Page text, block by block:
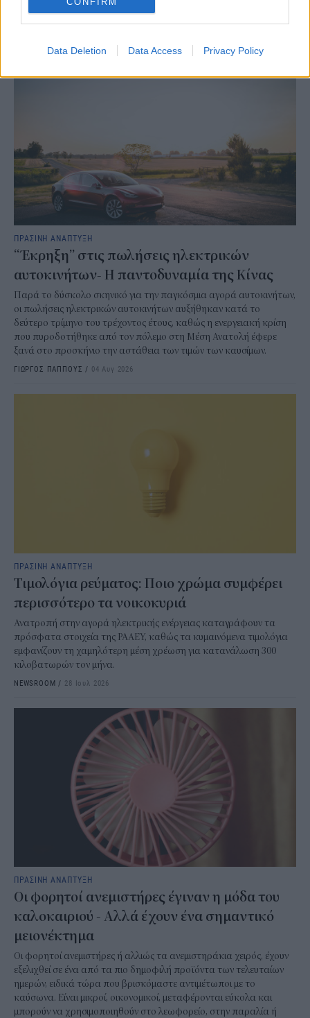
Data Deletion Data Access Privacy Policy
Περσικού επιτείνουν-παρατείνουν τη νευρικότητα και
απομακρύνουν την επιστροφή στην όποια κανονικότητα.
ΠΡΑΣΙΝΗ ΑΝΑΠΤΥΞΗ
“Έκρηξη” στις πωλήσεις ηλεκτρικών
αυτοκινήτων- Η παντοδυναμία της Κίνας
Παρά το δύσκολο σκηνικό για την παγκόσμια αγορά αυτοκινήτων,
οι πωλήσεις ηλεκτρικών αυτοκινήτων αυξήθηκαν κατά το
δεύτερο τρίμηνο του τρέχοντος έτους, καθώς η ενεργειακή κρίση
που πυροδοτήθηκε από τον πόλεμο στη Μέση Ανατολή έφερε
ξανά στο προσκήνιο την αστάθεια των τιμών των καυσίμων.
ΓΙΩΡΓΟΣ ΠΑΠΠΟΥΣ / 04 Αυγ 2026
ΠΡΑΣΙΝΗ ΑΝΑΠΤΥΞΗ
Τιμολόγια ρεύματος: Ποιο χρώμα συμφέρει
περισσότερο τα νοικοκυριά
Ανατροπή στην αγορά ηλεκτρικής ενέργειας καταγράφουν τα
πρόσφατα στοιχεία της ΡΑΑΕΥ, καθώς τα κυμαινόμενα τιμολόγια
εμφανίζουν τη χαμηλότερη μέση χρέωση για κατανάλωση 300
κιλοβατωρών τον μήνα.
NEWSROOM / 28 Ιουλ 2026
ΠΡΑΣΙΝΗ ΑΝΑΠΤΥΞΗ
Οι φορητοί ανεμιστήρες έγιναν η μόδα του
καλοκαιριού - Αλλά έχουν ένα σημαντικό
μειονέκτημα
Οι φορητοί ανεμιστήρες ή αλλιώς τα ανεμιστηράκια χειρός, έχουν
εξελιχθεί σε ένα από τα πιο δημοφιλή προϊόντα των τελευταίων
ημερών, ειδικά τώρα που βρισκόμαστε αντιμέτωποι με το
καύσωνα. Είναι μικροί, οικονομικοί, μεταφέρονται εύκολα και
μπορούν να χρησιμοποιηθούν στο λεωφορείο, στην παραλία ή